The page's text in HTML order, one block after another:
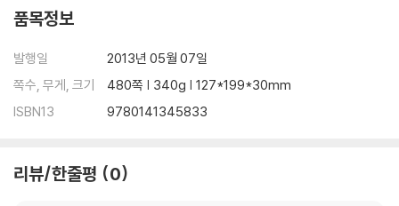
품목정보
발행일
2013년 05월 07일
쪽수, 무게, 크기
480쪽 | 340g | 127*199*30mm
ISBN13
9780141345833
리뷰/한줄평 0